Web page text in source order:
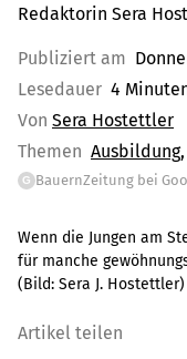
Redaktorin Sera
Publiziert am
Lesedauer 4
Von Sera Hostettler
Themen Ausbildung
G BauernZeitung bei
Wenn die Jungen am
für manche
(Bild: Sera J. Hostettler)
Artikel teilen